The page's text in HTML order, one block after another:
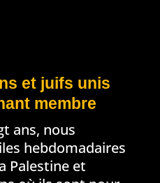
et juifs unis
membre
ans, nous
hebdomadaires
Palestine et